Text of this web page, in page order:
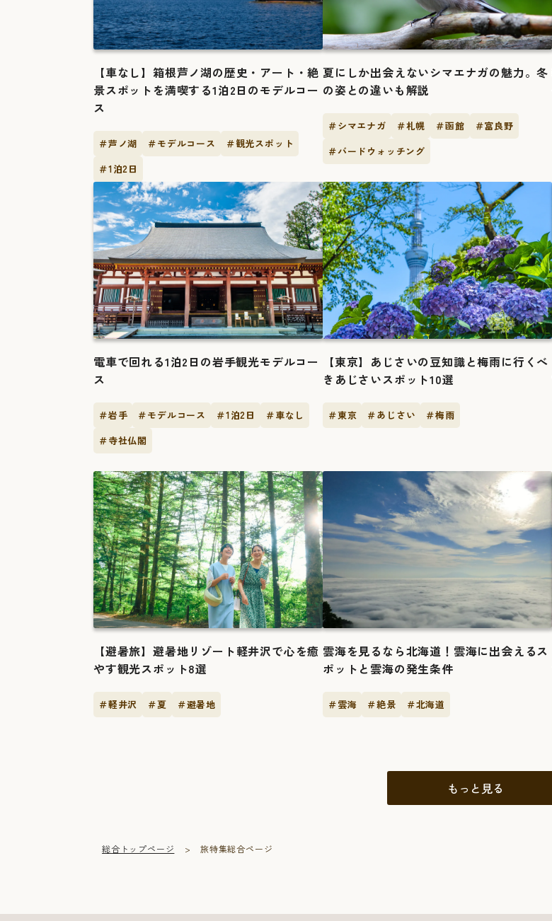
【車なし】箱根芦ノ湖の歴史・アート・絶
景スポットを満喫する1泊2日のモデルコー
ス
＃芦ノ湖 ＃モデルコース
＃観光スポット
＃1泊2日
夏にしか出会えないシマエナガの魅力。冬
の姿との違いも解説
＃シマエナガ ＃札幌 ＃函館
＃富良野
＃バードウォッチング
電車で回れる1泊2日の岩手観光モデルコー
ス
＃岩手 ＃モデルコース ＃1泊2日
＃車なし
＃寺社仏閣
【東京】あじさいの豆知識と梅雨に行くべ
きあじさいスポット10選
＃東京 ＃あじさい ＃梅雨
【避暑旅】避暑地リゾート軽井沢で心を癒
やす観光スポット8選
＃軽井沢 ＃夏 ＃避暑地
雲海を見るなら北海道！雲海に出会えるス
ポットと雲海の発生条件
＃雲海 ＃絶景 ＃北海道
もっと見る
総合トップページ 旅特集総合ページ